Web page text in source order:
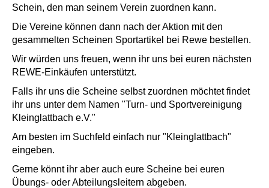
Schein, den man seinem Verein zuordnen kann.
Die Vereine können dann nach der Aktion mit den
gesammelten Scheinen Sportartikel bei Rewe bestellen.
Wir würden uns freuen, wenn ihr uns bei euren nächsten
REWE-Einkäufen unterstützt.
Falls ihr uns die Scheine selbst zuordnen möchtet findet
ihr uns unter dem Namen "Turn- und Sportvereinigung
Kleinglattbach e.V."
Am besten im Suchfeld einfach nur "Kleinglattbach"
eingeben.
Gerne könnt ihr aber auch eure Scheine bei euren
Übungs- oder Abteilungsleitern abgeben.